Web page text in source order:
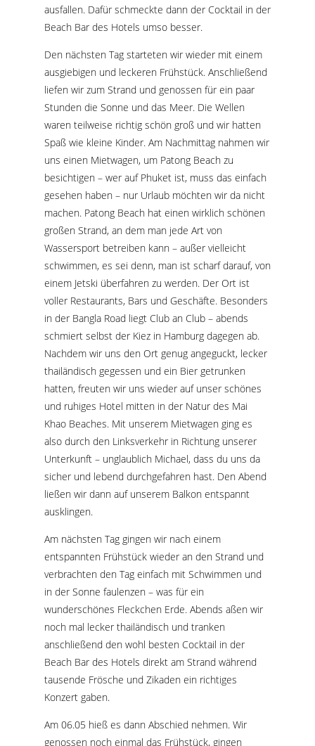
ausfallen. Dafür schmeckte dann der Cocktail in der
Beach Bar des Hotels umso besser.
Den nächsten Tag starteten wir wieder mit einem
ausgiebigen und leckeren Frühstück. Anschließend
liefen wir zum Strand und genossen für ein paar
Stunden die Sonne und das Meer. Die Wellen
waren teilweise richtig schön groß und wir hatten
Spaß wie kleine Kinder. Am Nachmittag nahmen wir
uns einen Mietwagen, um Patong Beach zu
besichtigen – wer auf Phuket ist, muss das einfach
gesehen haben – nur Urlaub möchten wir da nicht
machen. Patong Beach hat einen wirklich schönen
großen Strand, an dem man jede Art von
Wassersport betreiben kann – außer vielleicht
schwimmen, es sei denn, man ist scharf darauf, von
einem Jetski überfahren zu werden. Der Ort ist
voller Restaurants, Bars und Geschäfte. Besonders
in der Bangla Road liegt Club an Club – abends
schmiert selbst der Kiez in Hamburg dagegen ab.
Nachdem wir uns den Ort genug angeguckt, lecker
thailändisch gegessen und ein Bier getrunken
hatten, freuten wir uns wieder auf unser schönes
und ruhiges Hotel mitten in der Natur des Mai
Khao Beaches. Mit unserem Mietwagen ging es
also durch den Linksverkehr in Richtung unserer
Unterkunft – unglaublich Michael, dass du uns da
sicher und lebend durchgefahren hast. Den Abend
ließen wir dann auf unserem Balkon entspannt
ausklingen.
Am nächsten Tag gingen wir nach einem
entspannten Frühstück wieder an den Strand und
verbrachten den Tag einfach mit Schwimmen und
in der Sonne faulenzen – was für ein
wunderschönes Fleckchen Erde. Abends aßen wir
noch mal lecker thailändisch und tranken
anschließend den wohl besten Cocktail in der
Beach Bar des Hotels direkt am Strand während
tausende Frösche und Zikaden ein richtiges
Konzert gaben.
Am 06.05 hieß es dann Abschied nehmen. Wir
genossen noch einmal das Frühstück, gingen